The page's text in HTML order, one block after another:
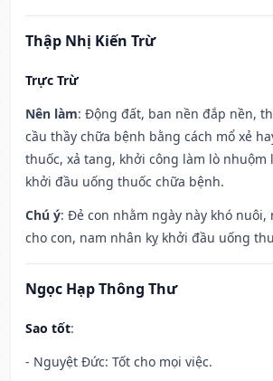
Thập Nhị Kiến Trừ
Trực Trừ
Nên làm: Động đất, ban nền đắp nền,
cầu thầy chữa bệnh bằng cách mổ xẻ
thuốc, xả tang, khởi công làm lò nhuộm
khởi đầu uống thuốc chữa bệnh.
Chú ý: Đẻ con nhằm ngày này khó nuôi,
cho con, nam nhân kỵ khởi đầu uống
Ngọc Hạp Thông Thư
Sao tốt:
- Nguyệt Đức: Tốt cho mọi việc.